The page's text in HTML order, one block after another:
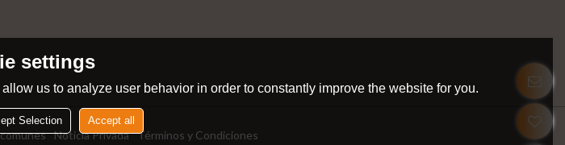
Noticia Privada Términos y Condiciones
settings
us to analyze user behavior in order to constantly improve the website for you.
Selection Accept all